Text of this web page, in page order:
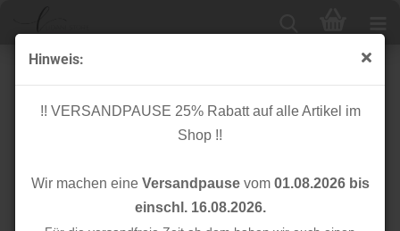
Hinweis:
!! VERSANDPAUSE 25% Rabatt auf alle Artikel im
Shop !!
Wir machen eine Versandpausevom 01.08.2026 bis
einschl. 16.08.2026.
Bio Stripe Me - College Col. 84 - Bloom - Hamburger
Liebe